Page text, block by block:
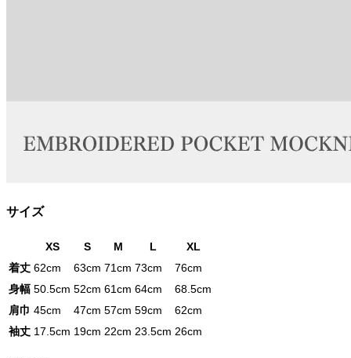
サイズ
XS S M L
XL
着丈 62cm 63cm 71cm 73cm
76cm
身幅 50.5cm 52cm 61cm 64cm
68.5cm
肩巾 45cm 47cm 57cm 59cm
62cm
袖丈 17.5cm 19cm 22cm 23.5cm 26cm